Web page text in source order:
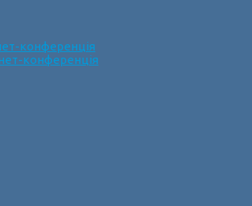
конференція
конференція